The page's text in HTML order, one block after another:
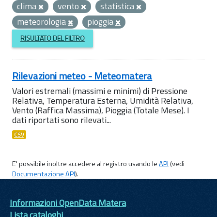
clima
vento
statistica
meteorologia
pioggia
RISULTATO DEL FILTRO
Rilevazioni meteo - Meteomatera
Valori estremali (massimi e minimi) di Pressione
Relativa, Temperatura Esterna, Umidità Relativa,
Vento (Raffica Massima), Pioggia (Totale Mese). I
dati riportati sono rilevati...
CSV
E' possibile inoltre accedere al registro usando leAPI(vedi
Documentazione API).
Informazioni OpenData Matera